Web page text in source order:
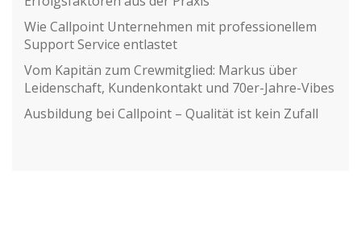
Wie Callpoint Unternehmen mit professionellem
Support Service entlastet
Vom Kapitän zum Crewmitglied: Markus über
Leidenschaft, Kundenkontakt und 70er-Jahre-Vibes
Ausbildung bei Callpoint – Qualität ist kein Zufall